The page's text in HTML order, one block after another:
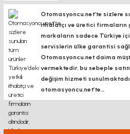
Otomasyoncu.net’te sizlere
ithalatçı ve üretici firmaların
markaların sadece Türkiye
servislerin ülke garantisi
Otomasyoncu.net daima
vermektedir. bu sebeple
değişim hizmeti
otomasyoncu.net’te...